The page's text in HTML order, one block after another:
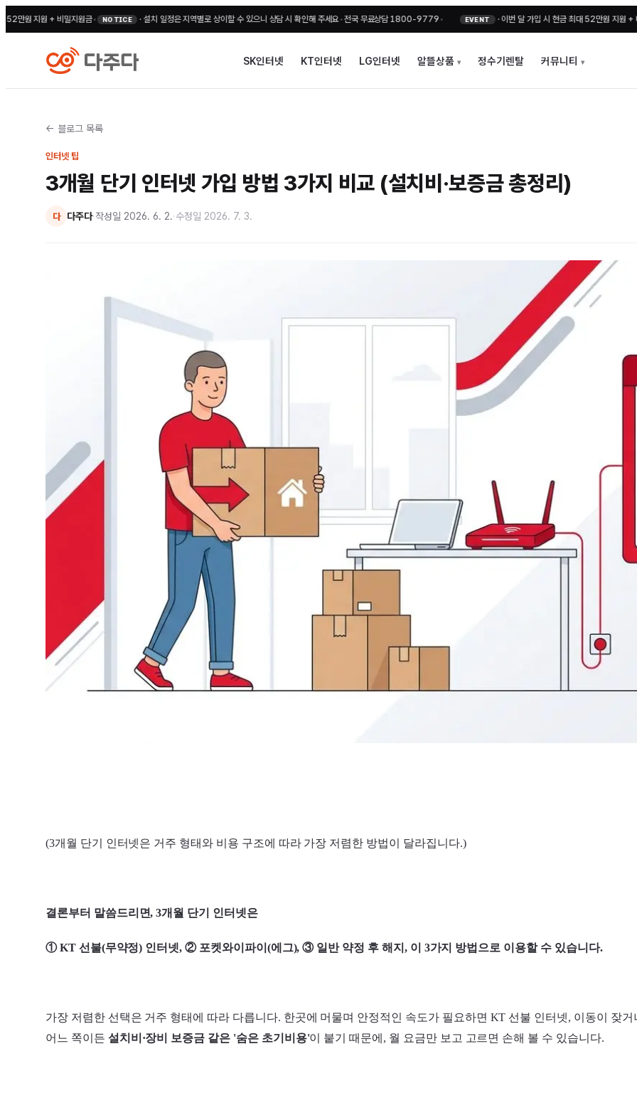
원 + 비밀지원금 • NOTICE ·설치 일정은 지역별로 상이할 수 있으니 상담 시 확인해 주세요• 전국 무료상담 1800-9779• EVENT ·이번 달 가입 시 현금 최대 52만원 지원 + 비밀지원
SK인터넷 KT인터넷 LG인터넷 알뜰상품 정수기렌탈 커뮤니티
← 블로그 목록
인터넷 팁
3개월 단기 인터넷 가입 방법 3가지 비교 (설치비·보증금 총정리)
다 다주다·작성일 2026. 6. 2.·수정일 2026. 7. 3.
(3개월 단기 인터넷은 거주 형태와 비용 구조에 따라 가장 저렴한 방법이 달라집니다.)
결론부터 말씀드리면, 3개월 단기 인터넷은
① KT 선불(무약정) 인터넷, ② 포켓와이파이(에그), ③ 일반 약정 후 해지, 이 3가지 방법으로 이용할 수 있습니다.
가장 저렴한 선택은 거주 형태에 따라 다릅니다. 한곳에 머물며 안정적인 속도가 필요하면 KT 선불 인터넷, 이동이 잦
어느 쪽이든 설치비·장비 보증금 같은 '숨은 초기비용'이 붙기 때문에, 월 요금만 보고 고르면 손해 볼 수 있습니다.